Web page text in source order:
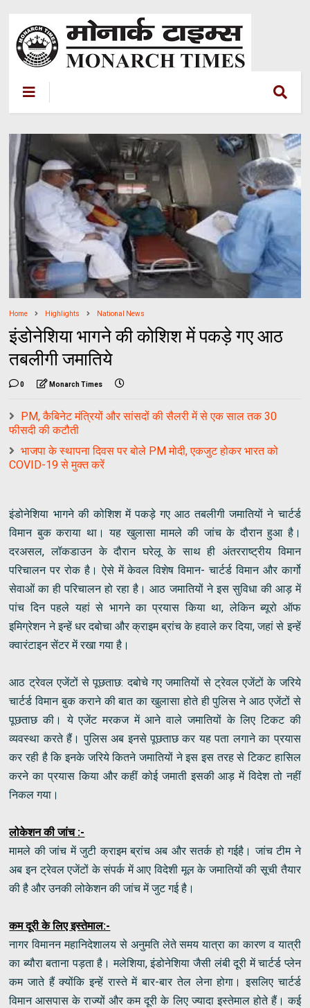
Home Highlights National News
इंडोनेशिया भागने की कोशिश में पकड़े गए आठ
तबलीगी जमातिये
0 Monarch Times
PM, कैबिनेट मंत्रियों और सांसदों की सैलरी में से एक साल तक 30
फीसदी की कटौती
भाजपा के स्थापना दिवस पर बोले PM मोदी, एकजुट होकर भारत को
COVID-19 से मुक्त करें
इंडोनेशिया भागने की कोशिश में पकड़े गए आठ तबलीगी जमातियों ने चार्टर्ड
विमान बुक कराया था। यह खुलासा मामले की जांच के दौरान हुआ है।
दरअसल, लॉकडाउन के दौरान घरेलू के साथ ही अंतरराष्ट्रीय विमान
परिचालन पर रोक है। ऐसे में केवल विशेष विमान- चार्टर्ड विमान और कार्गो
सेवाओं का ही परिचालन हो रहा है। आठ जमातियों ने इस सुविधा की आड़ में
पांच दिन पहले यहां से भागने का प्रयास किया था, लेकिन ब्यूरो ऑफ
इमिग्रेशन ने इन्हें धर दबोचा और क्राइम ब्रांच के हवाले कर दिया, जहां से इन्हें
क्वारंटाइन सेंटर में रखा गया है।
आठ ट्रेवल एजेंटों से पूछताछ: दबोचे गए जमातियों से ट्रेवल एजेंटों के जरिये
चार्टर्ड विमान बुक कराने की बात का खुलासा होते ही पुलिस ने आठ एजेंटों से
पूछताछ की। ये एजेंट मरकज में आने वाले जमातियों के लिए टिकट की
व्यवस्था करते हैं। पुलिस अब इनसे पूछताछ कर यह पता लगाने का प्रयास
कर रही है कि इनके जरिये कितने जमातियों ने इस इस तरह से टिकट हासिल
करने का प्रयास किया और कहीं कोई जमाती इसकी आड़ में विदेश तो नहीं
निकल गया।
लोकेशन की जांच :-
मामले की जांच में जुटी क्राइम ब्रांच अब और सतर्क हो गईहै। जांच टीम ने
अब इन ट्रेवल एजेंटों के संपर्क में आए विदेशी मूल के जमातियों की सूची तैयार
की है और उनकी लोकेशन की जांच में जुट गई है।
कम दूरी के लिए इस्तेमाल:-
नागर विमानन महानिदेशालय से अनुमति लेते समय यात्रा का कारण व यात्री
का ब्यौरा बताना पड़ता है। मलेशिया, इंडोनेशिया जैसी लंबी दूरी में चार्टर्ड प्लेन
कम जाते हैं क्योंकि इन्हें रास्ते में बार-बार तेल लेना होगा। इसलिए चार्टर्ड
विमान आसपास के राज्यों और कम दूरी के लिए ज्यादा इस्तेमाल होते हैं। कई